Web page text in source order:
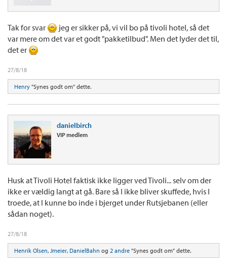
Tak for svar
jeg er sikker på, vi vil bo på tivoli hotel, så det
var mere om det var et godt "pakketilbud". Men det lyder det til,
det er
27/8/18
Henry "Synes godt om" dette.
danielbirch
VIP medlem
Husk at Tivoli Hotel faktisk ikke ligger ved Tivoli... selv om der
ikke er vældig langt at gå. Bare så I ikke bliver skuffede, hvis I
troede, at I kunne bo inde i bjerget under Rutsjebanen (eller
sådan noget).
27/8/18
Henrik Olsen, Jmeier, DanielBahn og 2 andre "Synes godt om" dette.